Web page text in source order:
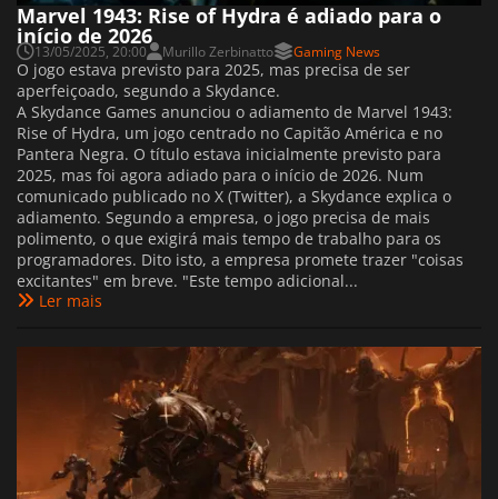
Marvel 1943: Rise of Hydra é adiado para o
início de 2026
13/05/2025, 20:00 Murillo Zerbinatto Gaming News
O jogo estava previsto para 2025, mas precisa de ser
aperfeiçoado, segundo a Skydance.
A Skydance Games anunciou o adiamento de Marvel 1943:
Rise of Hydra, um jogo centrado no Capitão América e no
Pantera Negra. O título estava inicialmente previsto para
2025, mas foi agora adiado para o início de 2026. Num
comunicado publicado no X (Twitter), a Skydance explica o
adiamento. Segundo a empresa, o jogo precisa de mais
polimento, o que exigirá mais tempo de trabalho para os
programadores. Dito isto, a empresa promete trazer "coisas
excitantes" em breve. "Este tempo adicional...
Ler mais